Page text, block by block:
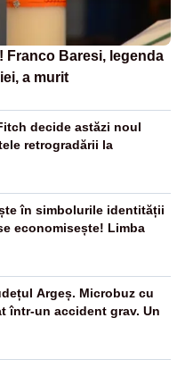
Franco Baresi, legenda
a murit
decide astăzi noul
retrogradării la
în simbolurile identității
economisește! Limba
Argeș. Microbuz cu
într-un accident grav. Un